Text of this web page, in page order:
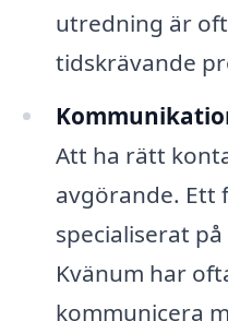
utredning är
tidskrävande
Att ha rätt
avgörande. Ett
specialiserat
Kvänum har
kommunicera